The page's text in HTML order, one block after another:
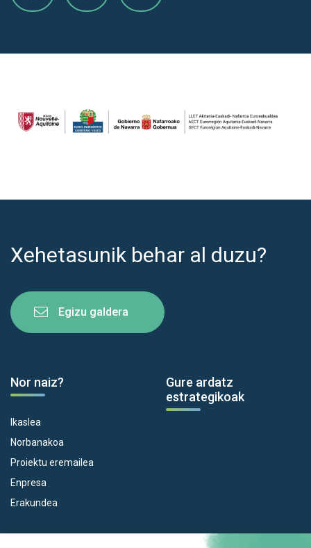
Xehetasunik behar al duzu?
Egizu galdera
Nor naiz?
Ikaslea
Norbanakoa
Proiektu eremailea
Enpresa
Erakundea
Gure ardatz
estrategikoak
Euroeskualdea